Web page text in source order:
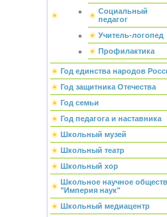
Социальный
педагог
Учитель-логопед
Профилактика
Год единства народов
Год защитника Отечества
Год семьи
Год педагога и наставника
Школьный музей
Школьный театр
Школьный хор
Школьное научное
"Империя наук"
Школьный медиацентр